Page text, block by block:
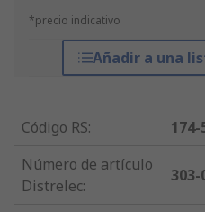
*precio indicativo
Añadir a una
Código RS:
174-
Número de artículo
Distrelec:
303-